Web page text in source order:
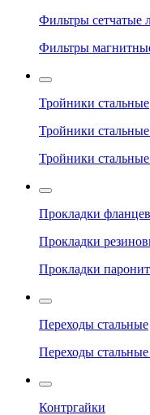
Фильтры сетчатые
Фильтры
Тройники стальные
Тройники
Тройники
Прокладки
Прокладки
Прокладки
Переходы стальные
Переходы
Контргайки